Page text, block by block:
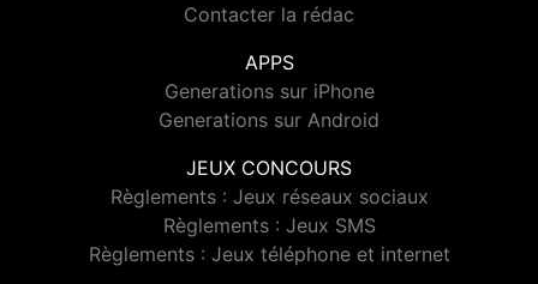
Contacter la rédac
APPS
Generations sur iPhone
Generations sur Android
JEUX CONCOURS
Règlements : Jeux réseaux sociaux
Règlements : Jeux SMS
Règlements : Jeux téléphone et internet